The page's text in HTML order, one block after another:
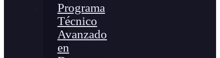
Programa
Técnico
Avanzado
en